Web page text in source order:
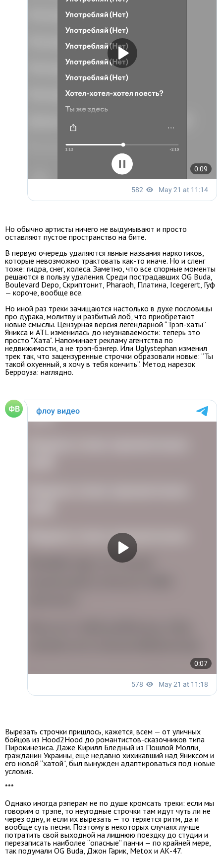
Но обычно артисты ничего не выдумывают и просто
оставляют пустое пространство на бите.
В первую очередь удаляются явные названия наркотиков,
которые невозможно трактовать как-то иначе. Но и сленг
тоже: гидра, снег, колеса. Заметно, что все спорные моменты
решаются в пользу удаления. Среди пострадавших OG Buda,
Boulevard Depo, Скриптонит, Pharaoh, Платина, Icegerert, Гуф
— короче, вообще все.
Но иной раз треки зачищаются настолько в духе пословицы
про дурака, молитву и разбитый лоб, что приобретают
новые смыслы. Цензурная версия легендарной “Трэп-хаты”
Яникса и ATL изменилась до неузнаваемости: теперь это
просто "Хата". Напоминает рекламу агентства по
недвижимости, а не трэп-бэнгер. Или Uglystephan изменил
трек так, что зацензуренные строчки образовали новые: “Ты
такой охуенный, я хочу в тебя кончить”. Метод нарезок
Берроуза: наглядно.
Вырезать строчки пришлось, кажется, всем — от уличных
бойцов из Hood2Hood до романтистов-сказочников типа
Пирокинезиса. Даже Кирилл Бледный из Пошлой Молли,
гражданин Украины, еще недавно хихикавший над Яниксом и
его новой “хатой”, был вынужден адаптироваться под новые
условия.
***
Однако иногда рэперам не по душе кромсать треки: если мы
говорим о трэпе, то неугодные строчки там идут чуть ли не
через одну, и если их вырезать — то теряется ритм, да и
вообще суть песни. Поэтому в некоторых случаях лучше
потратить свой выходной на лишнюю поездку до студии и
перезаписать наиболее “опасные” панчи — по крайней мере,
так подумали OG Buda, Джон Гарик, Metox и АК-47.